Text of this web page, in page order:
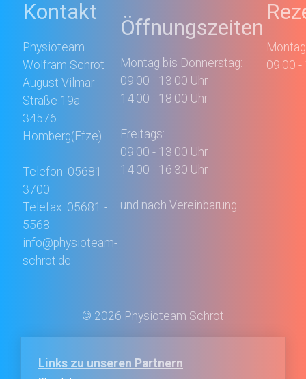
Kontakt
Physioteam
Wolfram Schrot
August Vilmar
Straße 19a
34576
Homberg(Efze)
Telefon: 05681 -
3700
Telefax: 05681 -
5568
info@physioteam-
schrot.de
Öffnungszeiten
Montag bis Donnerstag:
09:00 - 13:00 Uhr
14:00 - 18:00 Uhr
Freitags:
09:00 - 13:00 Uhr
14:00 - 16:30 Uhr
und nach Vereinbarung
09:00 -
© 2026 Physioteam Schrot
Links zu unseren Partnern